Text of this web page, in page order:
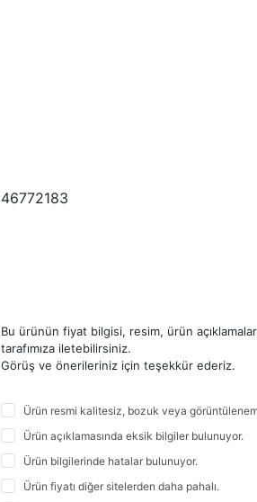
46772183
Bu ürünün fiyat bilgisi, resim, ürün
tarafımıza iletebilirsiniz.
Görüş ve önerileriniz için teşekkür ederiz.
Ürün resmi kalitesiz, bozuk veya
Ürün açıklamasında eksik bilgiler bulunuyor.
Ürün bilgilerinde hatalar bulunuyor.
Ürün fiyatı diğer sitelerden daha pahalı.